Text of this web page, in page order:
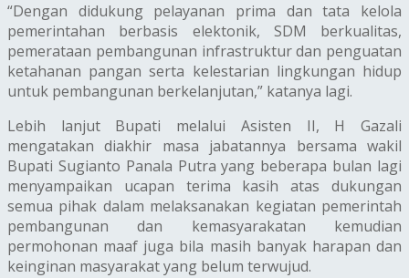
“Dengan didukung pelayanan prima dan tata kelola
pemerintahan berbasis elektonik, SDM berkualitas,
pemerataan pembangunan infrastruktur dan penguatan
ketahanan pangan serta kelestarian lingkungan hidup
untuk pembangunan berkelanjutan,” katanya lagi.
Lebih lanjut Bupati melalui Asisten II, H Gazali
mengatakan diakhir masa jabatannya bersama wakil
Bupati Sugianto Panala Putra yang beberapa bulan lagi
menyampaikan ucapan terima kasih atas dukungan
semua pihak dalam melaksanakan kegiatan pemerintah
pembangunan dan kemasyarakatan kemudian
permohonan maaf juga bila masih banyak harapan dan
keinginan masyarakat yang belum terwujud.